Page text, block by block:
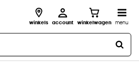
winkels account winkelwagen menu